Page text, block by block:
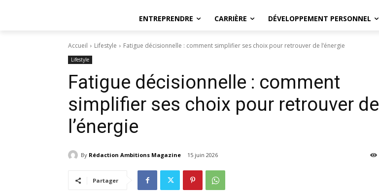
ENTREPRENDRE CARRIÈRE DÉVELOPPEMENT PERSONNEL
Accueil Lifestyle Fatigue décisionnelle : comment simplifier ses choix pour retrouver de l’énergie
Lifestyle
Fatigue décisionnelle : comment
simplifier ses choix pour retrouver de
l’énergie
By Rédaction Ambitions Magazine 15 juin 2026
Partager